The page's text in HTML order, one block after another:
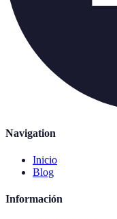
Navigation
Inicio
Blog
Información